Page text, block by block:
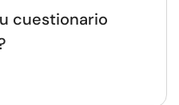
cuestionario